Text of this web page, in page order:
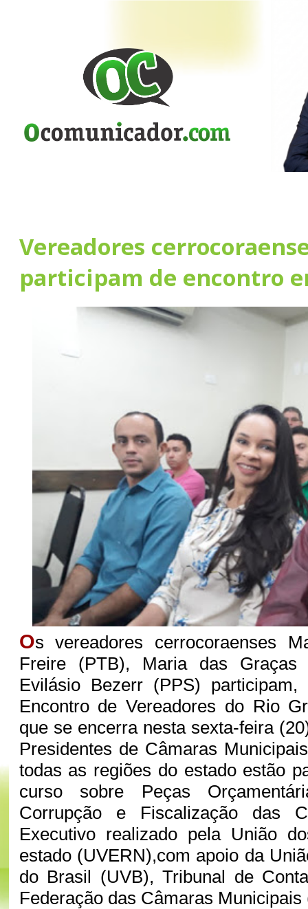
Vereadores
participam de encontro
Os vereadores cerrocoraenses
Freire (PTB), Maria das
Evilásio Bezerr (PPS)
Encontro de Vereadores do Rio
que se encerra nesta sexta-feira
Presidentes de Câmaras
todas as regiões do estado estão
curso sobre Peças
Corrupção e Fiscalização das
Executivo realizado pela União
estado (UVERN),com apoio da
do Brasil (UVB), Tribunal de
Federação das Câmaras